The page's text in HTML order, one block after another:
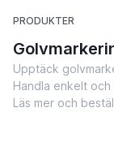
PRODUKTER
Upptäck
Handla enkelt
Läs mer och